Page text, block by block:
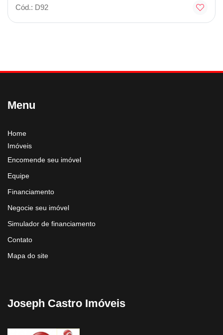
Cód.: D92
Menu
Home
Imóveis
Encomende seu imóvel
Equipe
Financiamento
Negocie seu imóvel
Simulador de financiamento
Contato
Mapa do site
Joseph Castro Imóveis